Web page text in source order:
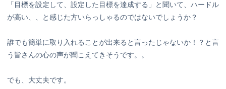
「目標を設定して、設定した目標を達成する」と聞いて、ハードル
が高い、、と感じた方いらっしゃるのではないでしょうか？
誰でも簡単に取り入れることが出来ると言ったじゃないか！？と言
う皆さんの心の声が聞こえてきそうです。。
でも、大丈夫です。